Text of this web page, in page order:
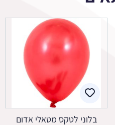
בלוני לטקס מטאלי אדום